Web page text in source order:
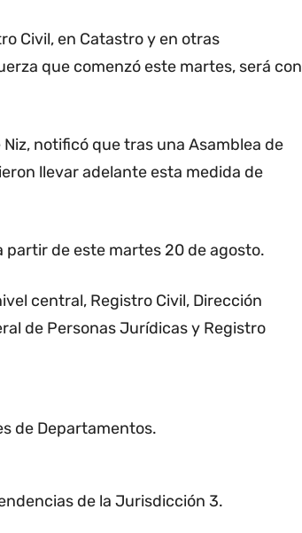
Civil, en Catastro y en otras
que comenzó este martes, será con
notificó que tras una Asamblea de
llevar adelante esta medida de
partir de este martes 20 de agosto.
central, Registro Civil, Dirección
de Personas Jurídicas y Registro
de Departamentos.
de la Jurisdicción 3.